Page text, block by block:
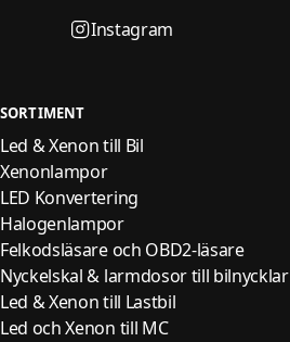
Instagram
SORTIMENT
Led & Xenon till Bil
Xenonlampor
LED Konvertering
Halogenlampor
Felkodsläsare och OBD2-läsare
Nyckelskal & larmdosor till bilnycklar
Led & Xenon till Lastbil
Led och Xenon till MC